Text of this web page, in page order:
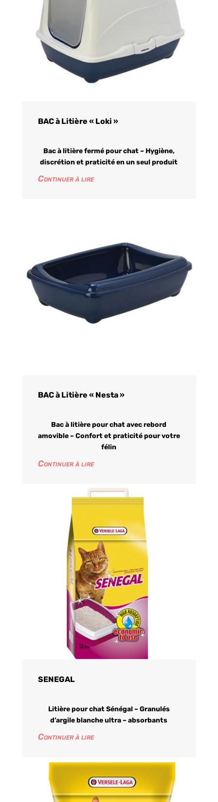
BAC à Litière « Loki »
Bac à litière fermé pour chat – Hygiène,
discrétion et praticité en un seul produit
Continuer à lire
BAC à Litière « Nesta »
Bac à litière pour chat avec rebord
amovible – Confort et praticité pour votre
félin
Continuer à lire
SENEGAL
Litière pour chat Sénégal – Granulés
d’argile blanche ultra – absorbants
Continuer à lire